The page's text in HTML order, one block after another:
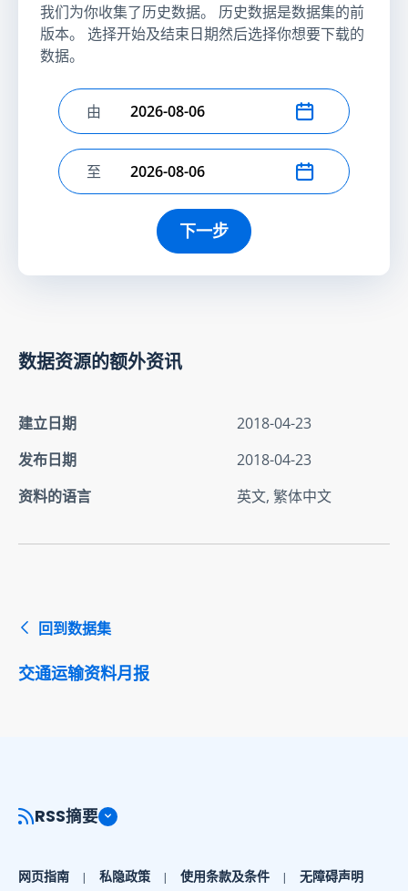
我们为你收集了历史数据。 历史数据是数据集的前
版本。 选择开始及结束日期然后选择你想要下载的
数据。
选择开始日期
由
选择结束日期
至
下一步
数据资源的额外资讯
建立日期
2018-04-23
发布日期
2018-04-23
资料的语言
英文, 繁体中文
回到数据集
交通运输资料月报
RSS摘要
网页指南 私隐政策 使用条款及条件 无障碍声明